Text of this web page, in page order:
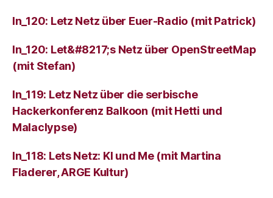
ln_120: Letz Netz über Euer-Radio (mit Patrick)
ln_120: Let&#8217;s Netz über OpenStreetMap
(mit Stefan)
ln_119: Letz Netz über die serbische
Hackerkonferenz Balkoon (mit Hetti und
Malaclypse)
ln_118: Lets Netz: KI und Me (mit Martina
Fladerer, ARGE Kultur)